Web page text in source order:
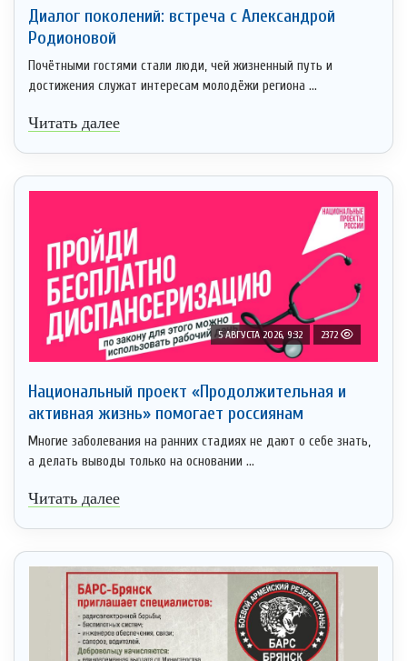
Диалог поколений: встреча с Александрой
Родионовой
Почётными гостями стали люди, чей жизненный путь и
достижения служат интересам молодёжи региона ...
Читать далее
5 АВГУСТА 2026, 9:32 2372
Национальный проект «Продолжительная и
активная жизнь» помогает россиянам
Многие заболевания на ранних стадиях не дают о себе знать,
а делать выводы только на основании ...
Читать далее